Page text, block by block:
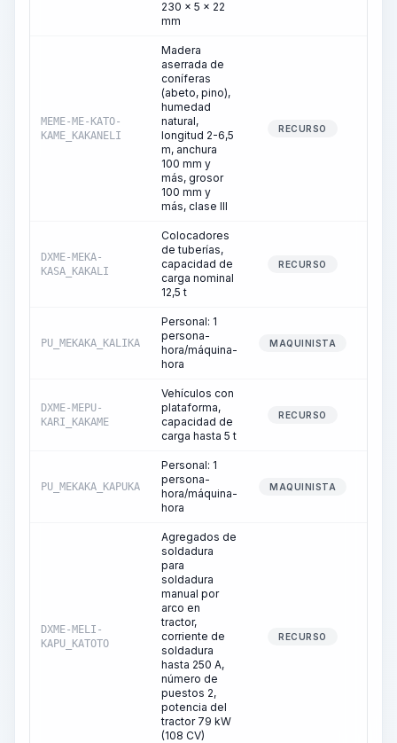
230 x 5 x 22
mm
MEME-ME-KATO-
KAME_KAKANELI
Madera
aserrada de
coníferas
(abeto, pino),
humedad
natural,
longitud 2-6,5
m, anchura
100 mm y
más, grosor
100 mm y
más, clase III
RECURSO
DXME-MEKA-
KASA_KAKALI
Colocadores
de tuberías,
capacidad de
carga nominal
12,5 t
RECURSO
PU_MEKAKA_KALIKA
Personal: 1
persona-
hora/máquina-
hora
MAQUINISTA
DXME-MEPU-
KARI_KAKAME
Vehículos con
plataforma,
capacidad de
carga hasta 5 t
RECURSO
PU_MEKAKA_KAPUKA
Personal: 1
persona-
hora/máquina-
hora
MAQUINISTA
DXME-MELI-
KAPU_KATOTO
Agregados de
soldadura
para
soldadura
manual por
arco en
tractor,
corriente de
soldadura
hasta 250 A,
número de
puestos 2,
potencia del
tractor 79 kW
(108 CV)
RECURSO